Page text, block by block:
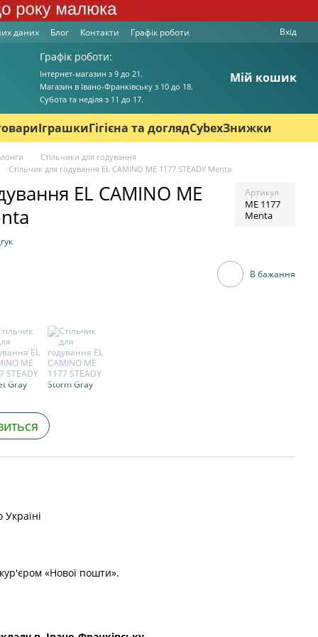
даних Блог Контакти Графік роботи Вхід
Графік роботи:
Інтернет-магазин з 9 до 21.
Магазин в Івано-Франківську з 10 до 18.
Cубота та неділя з 11 до 17.
Мій кошик
ІграшкиГігієна та доглядCybexЗнижки
Стільчики для годування
Стільчик для годування EL CAMINO ME 1177 STEADY Menta
EL CAMINO ME
Артикул
ME 1177
Menta
В бажання
«Нової пошти».